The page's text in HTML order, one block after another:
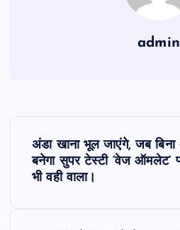
admin
अंडा खाना भूल जाएंगे, जब
बनेगा सुपर टेस्टी ‘वेज
भी वही वाला।